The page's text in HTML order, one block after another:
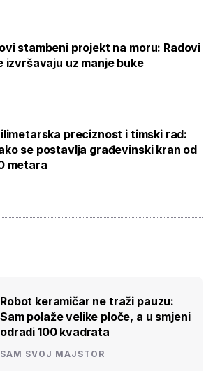
stambeni projekt na moru: Radovi
izvršavaju uz manje buke
preciznost i timski rad:
se postavlja građevinski kran od
metara
Robot keramičar ne traži pauzu:
Sam polaže velike ploče, a u smjeni
odradi 100 kvadrata
SAM SVOJ MAJSTOR